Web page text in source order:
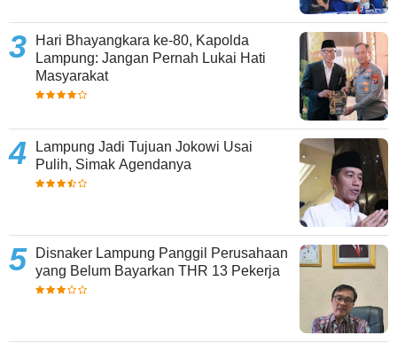
Hari Bhayangkara ke-80, Kapolda
Lampung: Jangan Pernah Lukai Hati
Masyarakat
Lampung Jadi Tujuan Jokowi Usai
Pulih, Simak Agendanya
Disnaker Lampung Panggil Perusahaan
yang Belum Bayarkan THR 13 Pekerja